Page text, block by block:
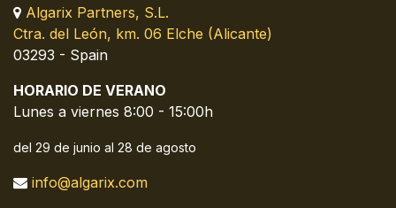
Algarix Partners, S.L.
Ctra. del León, km. 06 Elche (Alicante)
03293 - Spain
HORARIO DE VERANO
Lunes a viernes 8:00 - 15:00h
del 29 de junio al 28 de agosto
info@algarix.com